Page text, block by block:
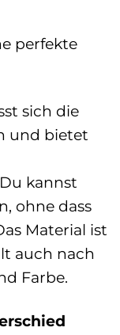
perfekte
sich die
und bietet
kannst
ohne dass
Material ist
auch nach
Farbe.